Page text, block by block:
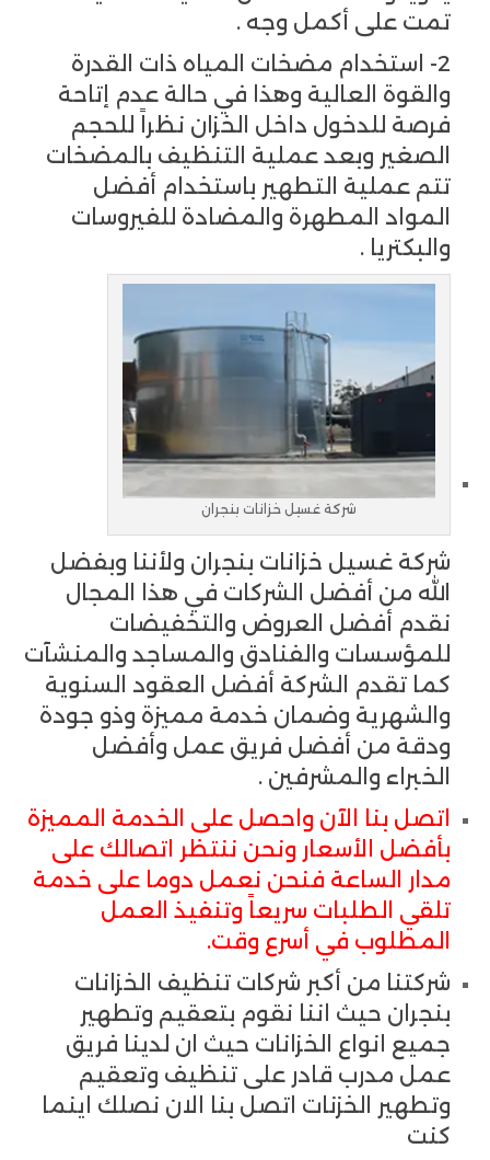
تمت على أكمل وجه .
2- استخدام مضخات المياه ذات القدرة
والقوة العالية وهذا في حالة عدم إتاحة
فرصة للدخول داخل الخزان نظراً للحجم
الصغير وبعد عملية التنظيف بالمضخات
تتم عملية التطهير باستخدام أفضل
المواد المطهرة والمضادة للفيروسات
والبكتريا .
شركة غسيل خزانات بنجران
شركة غسيل خزانات بنجران ولأننا وبفضل
الله من أفضل الشركات في هذا المجال
نقدم أفضل العروض والتخفيضات
للمؤسسات والفنادق والمساجد والمنشآت
كما تقدم الشركة أفضل العقود السنوية
والشهرية وضمان خدمة مميزة وذو جودة
ودقة من أفضل فريق عمل وأفضل
الخبراء والمشرفين .
اتصل بنا الآن واحصل على الخدمة المميزة
بأفضل الأسعار ونحن ننتظر اتصالك على
مدار الساعة فنحن نعمل دوما على خدمة
تلقي الطلبات سريعاً وتنفيذ العمل
المطلوب في أسرع وقت.
شركتنا من أكبر شركات تنظيف الخزانات
بنجران حيث اننا نقوم بتعقيم وتطهير
جميع انواع الخزانات حيث ان لدينا فريق
عمل مدرب قادر على تنظيف وتعقيم
وتطهير الخزنات اتصل بنا الان نصلك اينما
كنت